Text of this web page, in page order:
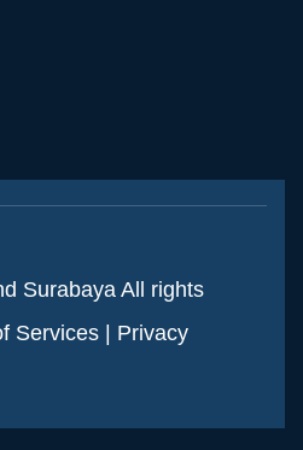
Surabaya All rights
Services | Privacy